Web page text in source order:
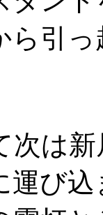
ら引
次は
運び